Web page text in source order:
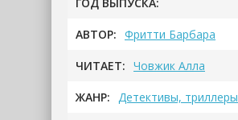
АВТОР: Фритти Барбара
ЧИТАЕТ: Човжик Алла
ЖАНР: Детективы, триллеры